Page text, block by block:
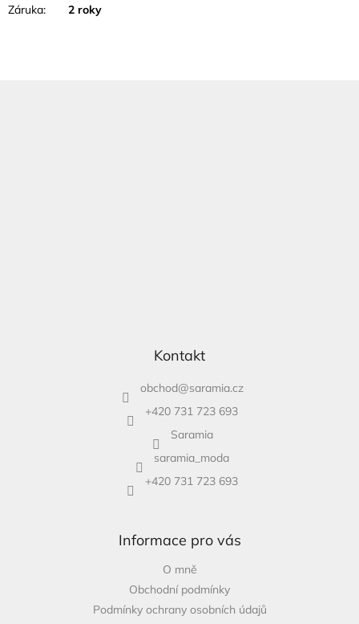
Záruka: 2 roky
Kontakt
obchod@saramia.cz
+420 731 723 693
Saramia
saramia_moda
+420 731 723 693
Informace pro vás
O mně
Obchodní podmínky
Podmínky ochrany osobních údajů